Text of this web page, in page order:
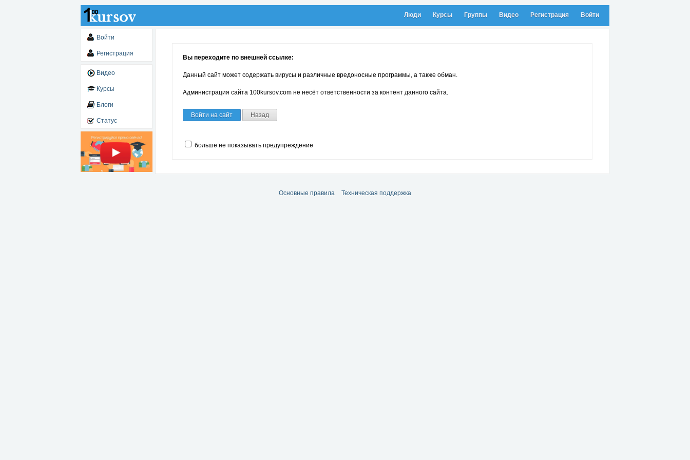
Люди Курсы Группы Видео Регистрация Войти
Войти
Регистрация
Видео
Курсы
Блоги
Статус
Вы переходите по внешней ссылке:
Данный сайт может содержать вирусы и различные вредоносные программы, а также обман.
Администрация сайта 100kursov.com не несёт ответственности за контент данного сайта.
Войти на сайт Назад
больше не показывать предупреждение
Основные правила Техническая поддержка